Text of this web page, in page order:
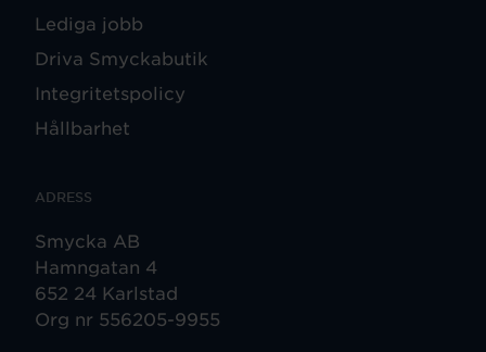
Lediga jobb
Driva Smyckabutik
Integritetspolicy
Hållbarhet
ADRESS
Smycka AB
Hamngatan 4
652 24 Karlstad
Org nr 556205-9955